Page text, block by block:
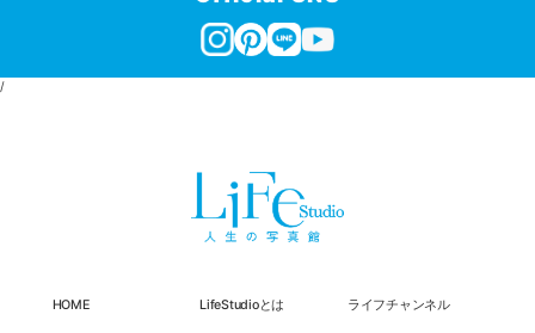
/
HOME LifeStudioとは ライフチャンネル